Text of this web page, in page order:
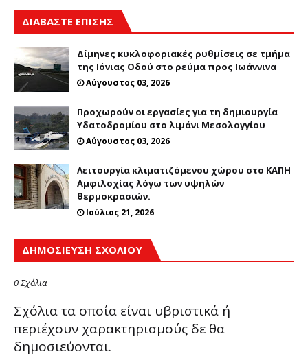
ΔΙΑΒΑΣΤΕ ΕΠΙΣΗΣ
Δίμηνες κυκλοφοριακές ρυθμίσεις σε τμήμα
της Ιόνιας Οδού στο ρεύμα προς Ιωάννινα
Αύγουστος 03, 2026
Προχωρούν οι εργασίες για τη δημιουργία
Υδατοδρομίου στο λιμάνι Μεσολογγίου
Αύγουστος 03, 2026
Λειτουργία κλιματιζόμενου χώρου στο ΚΑΠΗ
Αμφιλοχίας λόγω των υψηλών
θερμοκρασιών.
Ιούλιος 21, 2026
ΔΗΜΟΣΊΕΥΣΗ ΣΧΟΛΊΟΥ
0 Σχόλια
Σχόλια τα οποία είναι υβριστικά ή
περιέχουν χαρακτηρισμούς δε θα
δημοσιεύονται.